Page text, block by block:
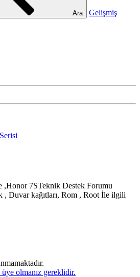
Ara
Gelişmiş
7STeknik Destek Forumu
, Duvar kağıtları, Rom , Root İle ilgili
olmanız gereklidir.